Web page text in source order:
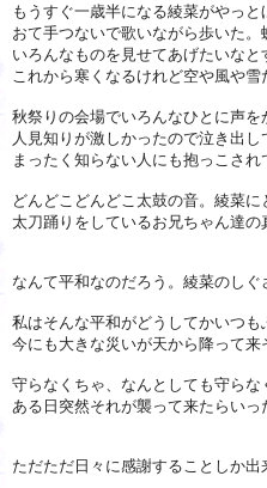
もうすぐ一歳半になる綾菜がやっ
おて手つないで歌いながら歩いた
いろんなものを見せてあげたいなと
これから寒くなるけれど空や風や
秋祭りの会場でいろんなひとに声を
人見知りが激しかったので泣き出
まったく知らない人にも抱っこさ
どんどこどんどこ太鼓の音。綾菜
太刀踊りをしているお兄ちゃん達
なんて平和なのだろう。綾菜のし
私はそんな平和がどうしてかいつ
今にも大きな災いが天から降って
守らなくちゃ、なんとしても守ら
ある日突然それが襲って来たらい
ただただ日々に感謝することしか出